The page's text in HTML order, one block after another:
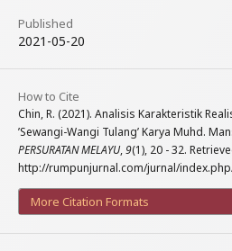
Published
2021-05-20
How to Cite
Chin, R. (2021). Analisis Karakteristik
’Sewangi-Wangi Tulang’ Karya Muhd.
PERSURATAN MELAYU,9(1), 20 - 32.
http://rumpunjurnal.com/jurnal/
More Citation Formats